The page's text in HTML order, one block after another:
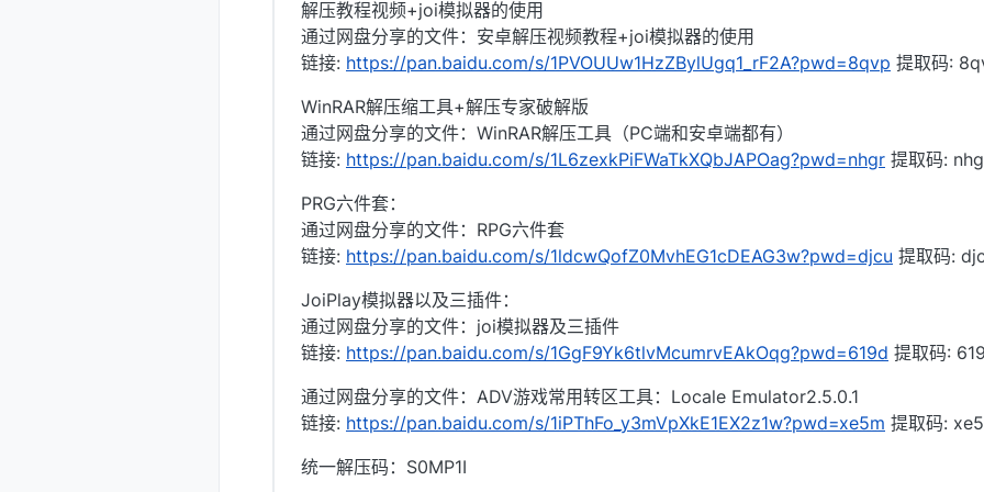
解压教程视频+joi模拟器的使用
通过网盘分享的文件：安卓解压视频教程+joi模拟器的使用
链接: https://pan.baidu.com/s/1PVOUUw1HzZBylUgq1_rF2A?pwd=8qvp 提取码:
WinRAR解压缩工具+解压专家破解版
通过网盘分享的文件：WinRAR解压工具（PC端和安卓端都有）
链接: https://pan.baidu.com/s/1L6zexkPiFWaTkXQbJAPOag?pwd=nhgr 提取码:
PRG六件套：
通过网盘分享的文件：RPG六件套
链接: https://pan.baidu.com/s/1ldcwQofZ0MvhEG1cDEAG3w?pwd=djcu 提取码:
JoiPlay模拟器以及三插件：
通过网盘分享的文件：joi模拟器及三插件
链接: https://pan.baidu.com/s/1GgF9Yk6tlvMcumrvEAkOqg?pwd=619d 提取码:
通过网盘分享的文件：ADV游戏常用转区工具：Locale Emulator2.5.0.1
链接: https://pan.baidu.com/s/1iPThFo_y3mVpXkE1EX2z1w?pwd=xe5m 提取码:
统一解压码：S0MP1I